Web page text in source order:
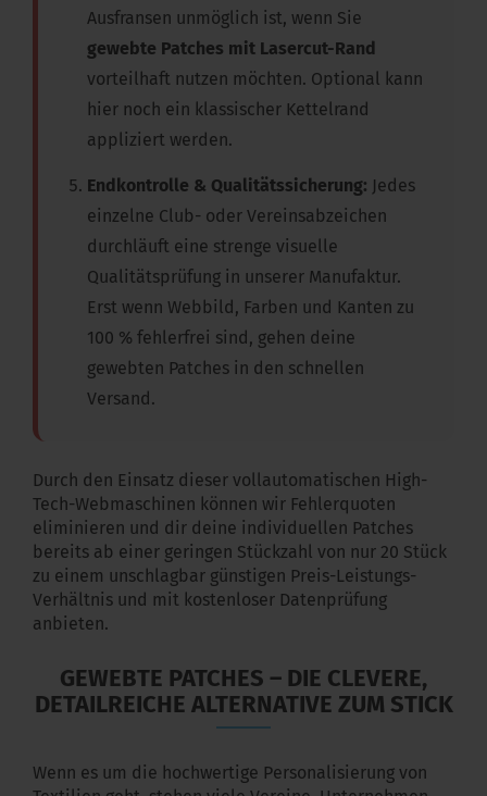
Ausfransen unmöglich ist, wenn Sie
gewebte Patches mit Lasercut-Rand
vorteilhaft nutzen möchten. Optional kann
hier noch ein klassischer Kettelrand
appliziert werden.
Endkontrolle & Qualitätssicherung: Jedes
einzelne Club- oder Vereinsabzeichen
durchläuft eine strenge visuelle
Qualitätsprüfung in unserer Manufaktur.
Erst wenn Webbild, Farben und Kanten zu
100 % fehlerfrei sind, gehen deine
gewebten Patches in den schnellen
Versand.
Durch den Einsatz dieser vollautomatischen High-
Tech-Webmaschinen können wir Fehlerquoten
eliminieren und dir deine individuellen Patches
bereits ab einer geringen Stückzahl von nur 20 Stück
zu einem unschlagbar günstigen Preis-Leistungs-
Verhältnis und mit kostenloser Datenprüfung
anbieten.
GEWEBTE PATCHES – DIE CLEVERE,
DETAILREICHE ALTERNATIVE ZUM STICK
Wenn es um die hochwertige Personalisierung von